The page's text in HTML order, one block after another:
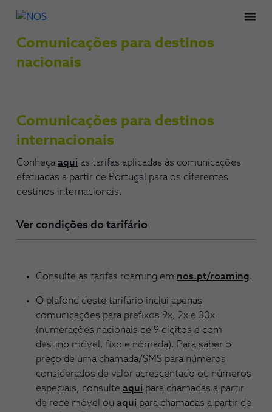
Comunicações para destinos
nacionais
Comunicações para destinos
internacionais
Conheça aqui as tarifas aplicadas às comunicações
efetuadas a partir de Portugal para os diferentes
destinos internacionais.
Ver condições do tarifário
Consulte as tarifas roaming em nos.pt/roaming.
O plafond deste tarifário inclui apenas
comunicações para prefixos 9x, 2x e 30x
(numerações nacionais de 9 dígitos e com
destino móvel, fixo e nómada). Para saber o
preço de uma chamada/SMS para números
considerados de valor acrescentado ou números
especiais, consulte aqui para chamadas a partir
de rede móvel ou aqui para chamadas a partir de